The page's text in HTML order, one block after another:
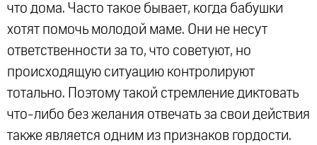
что дома. Часто такое бывает, когда бабушки
хотят помочь молодой маме. Они не несут
ответственности за то, что советуют, но
происходящую ситуацию контролируют
тотально. Поэтому такой стремление диктовать
что-либо без желания отвечать за свои действия
также является одним из признаков гордости.